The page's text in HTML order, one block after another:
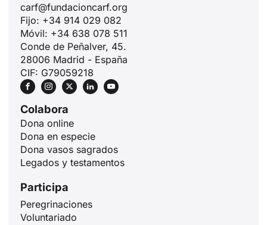
carf@fundacioncarf.org
Fijo: +34 914 029 082
Móvil: +34 638 078 511
Conde de Peñalver, 45.
28006 Madrid - España
CIF: G79059218
Colabora
Dona online
Dona en especie
Dona vasos sagrados
Legados y testamentos
Participa
Peregrinaciones
Voluntariado